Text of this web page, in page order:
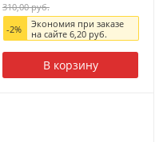
310,00руб.
-2%
Экономия при заказе
на сайте 6,20руб.
В корзину